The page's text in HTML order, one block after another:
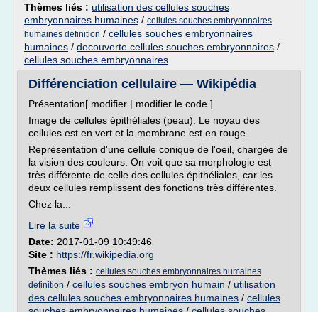
Thèmes liés : utilisation des cellules souches
embryonnaires humaines / cellules souches embryonnaires
humaines definition / cellules souches embryonnaires
humaines / decouverte cellules souches embryonnaires /
cellules souches embryonnaires
Différenciation cellulaire — Wikipédia
Présentation[ modifier | modifier le code ]
Image de cellules épithéliales (peau). Le noyau des
cellules est en vert et la membrane est en rouge.
Représentation d'une cellule conique de l'oeil, chargée de
la vision des couleurs. On voit que sa morphologie est
très différente de celle des cellules épithéliales, car les
deux cellules remplissent des fonctions très différentes.
Chez la...
Lire la suite
Date: 2017-01-09 10:49:46
Site : https://fr.wikipedia.org
Thèmes liés : cellules souches embryonnaires humaines
definition / cellules souches embryon humain / utilisation
des cellules souches embryonnaires humaines / cellules